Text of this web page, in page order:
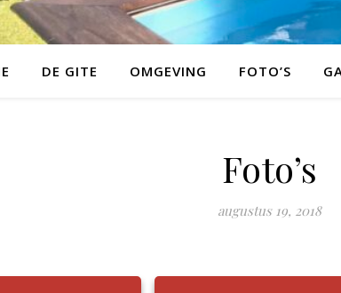
DE GITE OMGEVING FOTO’S
Foto’s
augustus 19, 2018